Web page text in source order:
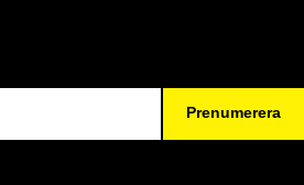
Prenumerera